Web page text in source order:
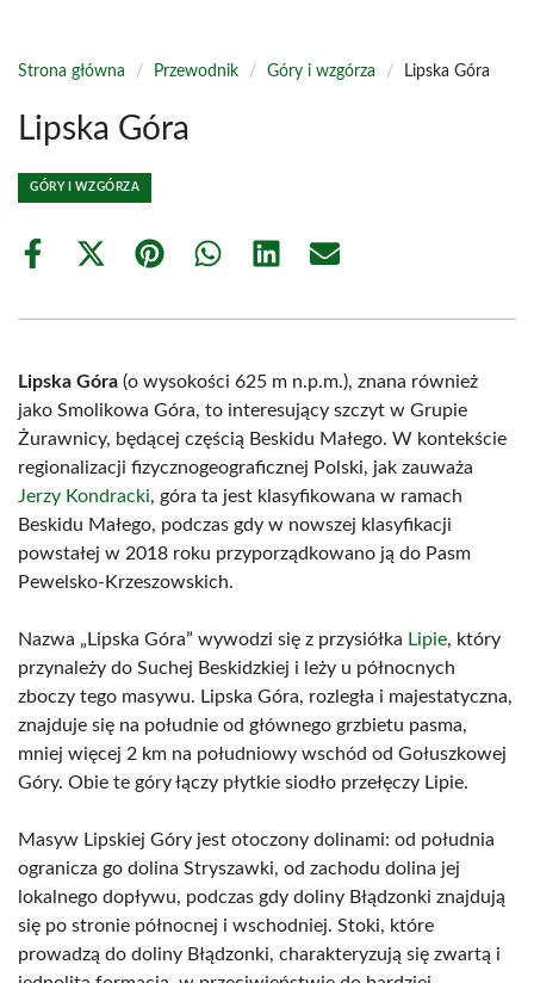
Strona główna / Przewodnik / Góry i wzgórza / Lipska Góra
Lipska Góra
GÓRY I WZGÓRZA
Share
Share
(Twitter)
Share Share Share Share
Lipska Góra (o wysokości 625 m n.p.m.), znana również
jako Smolikowa Góra, to interesujący szczyt w Grupie
Żurawnicy, będącej częścią Beskidu Małego. W kontekście
regionalizacji fizycznogeograficznej Polski, jak zauważa
Jerzy Kondracki, góra ta jest klasyfikowana w ramach
Beskidu Małego, podczas gdy w nowszej klasyfikacji
powstałej w 2018 roku przyporządkowano ją do Pasm
Pewelsko-Krzeszowskich.
Nazwa „Lipska Góra” wywodzi się z przysiółka Lipie, który
przynależy do Suchej Beskidzkiej i leży u północnych
zboczy tego masywu. Lipska Góra, rozległa i majestatyczna,
znajduje się na południe od głównego grzbietu pasma,
mniej więcej 2 km na południowy wschód od Gołuszkowej
Góry. Obie te góry łączy płytkie siodło przełęczy Lipie.
Masyw Lipskiej Góry jest otoczony dolinami: od południa
ogranicza go dolina Stryszawki, od zachodu dolina jej
lokalnego dopływu, podczas gdy doliny Błądzonki znajdują
się po stronie północnej i wschodniej. Stoki, które
prowadzą do doliny Błądzonki, charakteryzują się zwartą i